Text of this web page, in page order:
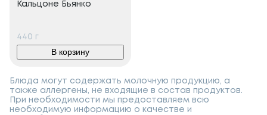
Кальцоне Бьянко
440 г
В корзину
Блюда могут содержать молочную продукцию, а
также аллергены, не входящие в состав продуктов.
При необходимости мы предоставляем всю
необходимую информацию о качестве и